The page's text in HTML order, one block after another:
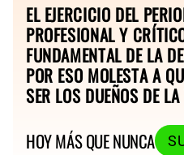
EL EJERCICIO DEL
PROFESIONAL Y
FUNDAMENTAL DE LA
POR ESO MOLESTA A
SER LOS DUEÑOS DE
HOY MÁS QUE NUNCA